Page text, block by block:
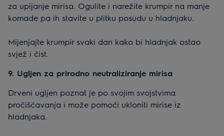
za upijanje mirisa. Ogulite i narežite krumpir na manje
komade pa ih stavite u plitku posudu u hladnjaku.
Mijenjajte krumpir svaki dan kako bi hladnjak ostao
svjež i čist.
9. Ugljen za prirodno neutraliziranje mirisa
Drveni ugljen poznat je po svojim svojstvima
pročišćavanja i može pomoći ukloniti mirise iz
hladnjaka.